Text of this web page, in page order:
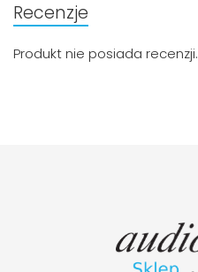
Recenzje
Produkt nie posiada recenzji.